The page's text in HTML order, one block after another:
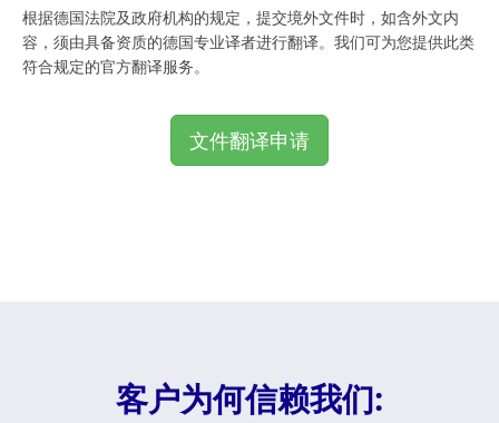
根据德国法院及政府机构的规定，提交境外文件时，如含外文内
容，须由具备资质的德国专业译者进行翻译。我们可为您提供此类
符合规定的官方翻译服务。
文件翻译申请
客户为何信赖我们: